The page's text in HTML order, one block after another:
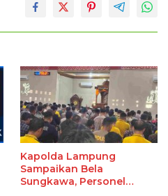
Kapolda Lampung
Sampaikan Bela
Sungkawa, Personel